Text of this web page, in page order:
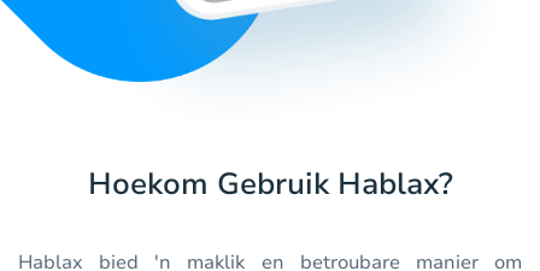
Hoekom Gebruik Hablax?
Hablax bied 'n maklik en betroubare manier om